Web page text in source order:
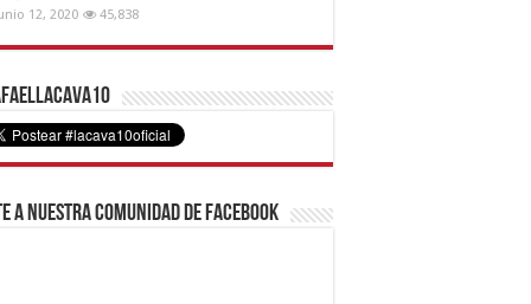
12, 2020 45,838
a nuestra comunidad de Facebook